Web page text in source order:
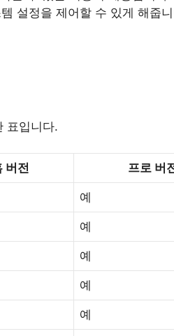
설정을 제어할 수 있게 해줍
표입니다.
버전 프로 버
예
예
예
예
예